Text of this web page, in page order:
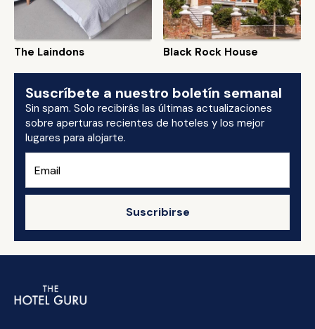
The Laindons Black Rock House
Suscríbete a nuestro boletín semanal
Sin spam. Solo recibirás las últimas actualizaciones
sobre aperturas recientes de hoteles y los mejor
lugares para alojarte.
Suscribirse